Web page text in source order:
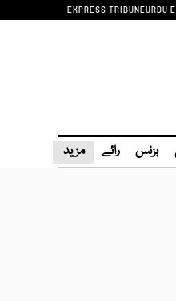
EXPRESS TRIBUNEURDU
بزنس رائے مزید